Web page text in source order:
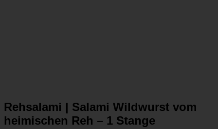
Rehsalami | Salami Wildwurst vom
heimischen Reh – 1 Stange